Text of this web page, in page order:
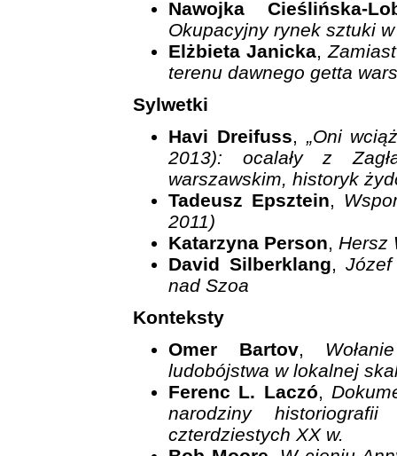
Nawojka Cieślińska-
Okupacyjny rynek sztuki
Elżbieta Janicka,
terenu dawnego getta
Sylwetki
Havi Dreifuss, „Oni
2013): ocalały z
warszawskim, historyk
Tadeusz Epsztein,
2011)
Katarzyna Person, Hersz
David Silberklang,
nad Szoa
Konteksty
Omer Bartov,
ludobójstwa w lokalnej
Ferenc L. Laczó,
narodziny
czterdziestych XX w.